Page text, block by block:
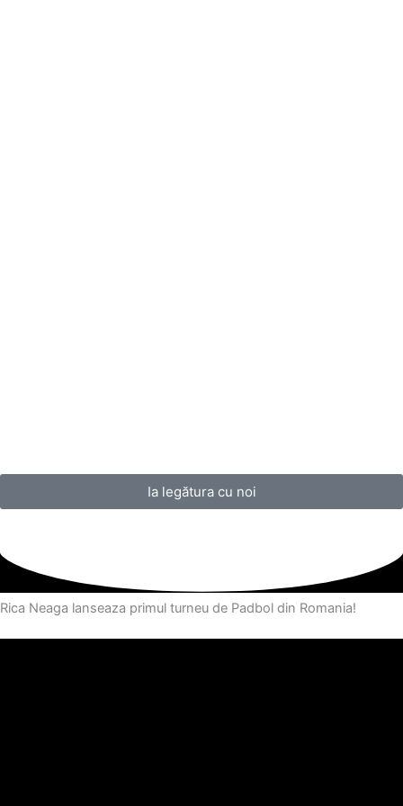
Ia legătura cu noi
Rica Neaga lanseaza primul turneu de Padbol din Romania!